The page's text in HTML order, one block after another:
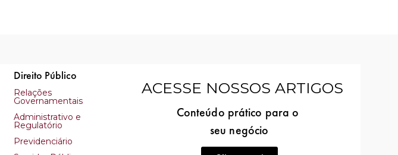
Direito Público
Relações
Governamentais
Administrativo e
Regulatório
Previdenciário
ACESSE NOSSOS ARTIGOS
Conteúdo prático para o
seu negócio